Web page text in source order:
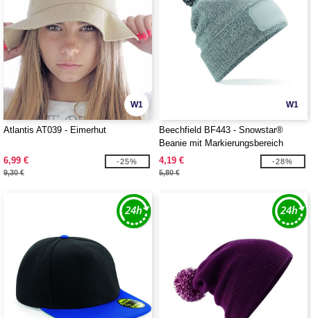
W1
Atlantis AT039 - Eimerhut
6,99 €
9,30 €
-25%
W1
Beechfield BF443 - Snowstar®
Beanie mit Markierungsbereich
4,19 €
5,80 €
-28%